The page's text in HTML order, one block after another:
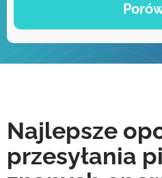
Najlepsze
przesyłania